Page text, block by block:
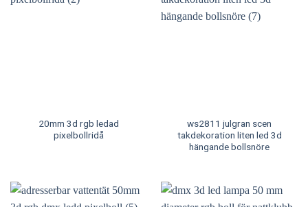
20mm 3d rgb ledad
pixelbollridå
ws2811 julgran scen
takdekoration liten led 3d
hängande bollsnöre